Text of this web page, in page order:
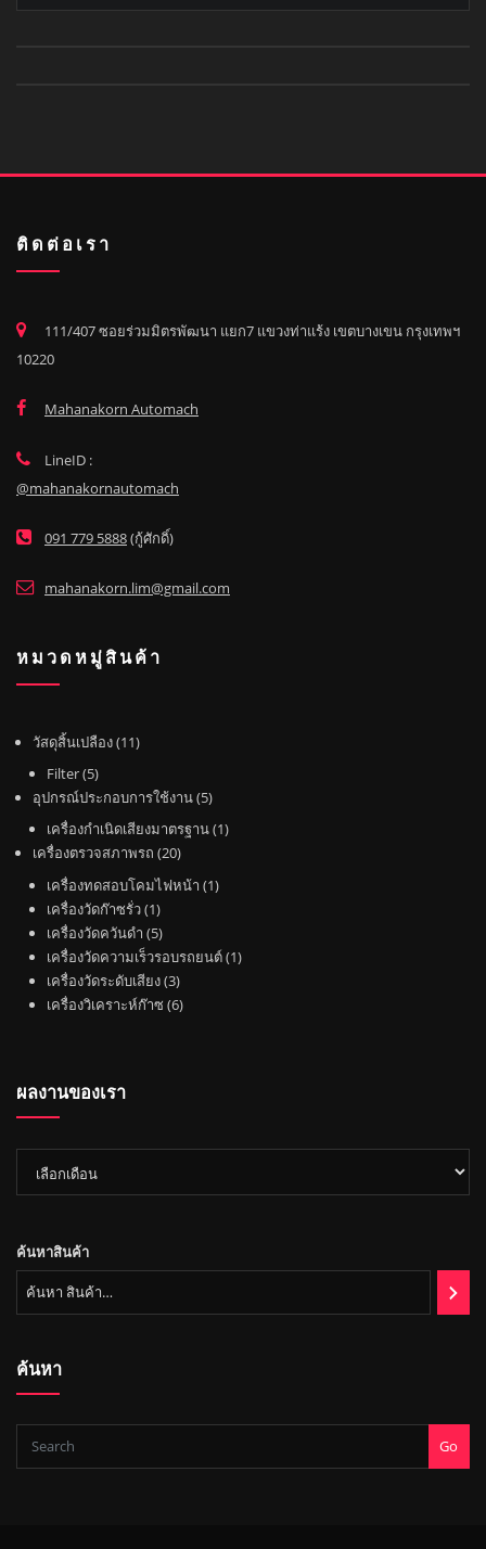
ติดต่อเรา
111/407 ซอยร่วมมิตรพัฒนา แยก7 แขวงท่าแร้ง เขตบางเขน กรุงเทพฯ
10220
Mahanakorn Automach
LineID :
@mahanakornautomach
091 779 5888(กู้ศักดิ์)
mahanakorn.lim@gmail.com
หมวดหมู่สินค้า
วัสดุสิ้นเปลือง 111
ค้
า
Filter 55
สิ
อุปกรณ์ประกอบการใช้งาน 55
สิ
า
เครื่องกำเนิดเสียงมาตรฐาน 11
เครื่องตรวจสภาพรถ 202
เครื่องทดสอบโคมไฟหน้า 11
ค้
เครื่องวัดก๊าซรั่ว 11
สิ
น
ค้
า
เครื่องวัดควันดำ 55
สิ
น
ค้
เครื่องวัดความเร็วรอบรถยนต์ 11
เครื่องวัดระดับเสียง 33
สิ
เครื่องวิเคราะห์ก๊าซ 66
ผลงานของเรา
งาน
ค้นหาสินค้า
ค้นหา
Go